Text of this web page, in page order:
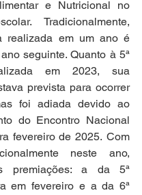
e Nutricional no
Tradicionalmente,
realizada em um ano é
seguinte. Quanto à 5ª
em 2023, sua
prevista para ocorrer
foi adiada devido ao
do Encontro Nacional
fevereiro de 2025. Com
neste ano,
premiações: a da 5ª
em fevereiro e a da 6ª